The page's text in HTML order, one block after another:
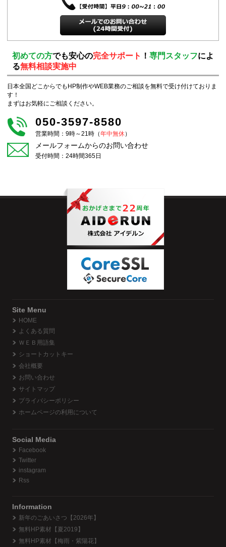
初めての方でも安心の完全サポート ！ 専門スタッフによ
る無料相談実施中
日本全国どこからでもHP制作やWEB業務のご相談を無料で受け付けておりま
す！
まずはお気軽にご相談ください。
050-3597-8580
営業時間：9時～21時（年中無休）
メールフォームからのお問い合わせ
受付時間：24時間365日
Site Menu
HOME
よくある質問
ＷＥＢ用語集
ショートカットキー
会社概要
お問い合わせ
サイトマップ
プライバシーポリシー
ホームページの利用について
Social Media
Facebook
Twitter
instagram
Rss
Information
新年のごあいさつ【2026年】
無料HP素材【夏2019】
無料HP素材【梅雨・紫陽花】